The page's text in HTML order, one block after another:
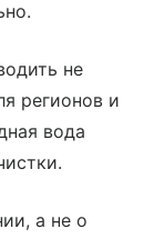
не
регионов и
вода
а не о